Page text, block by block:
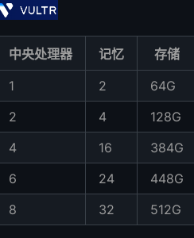
中央处理器 记忆 存储
1
2 64G
2
4 128G
4
16 384G
6
24 448G
8
32 512G